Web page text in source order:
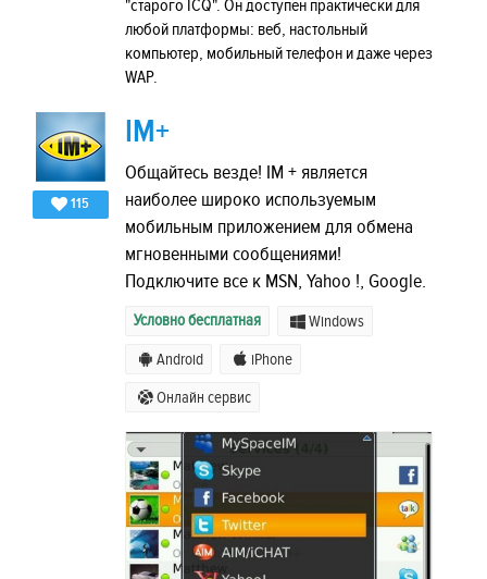
"старого ICQ". Он доступен практически для
любой платформы: веб, настольный
компьютер, мобильный телефон и даже через
WAP.
115
IM+
Общайтесь везде! IM + является
наиболее широко используемым
мобильным приложением для обмена
мгновенными сообщениями!
Подключите все к MSN, Yahoo !, Google.
Условно бесплатная Windows
Android iPhone
Онлайн сервис